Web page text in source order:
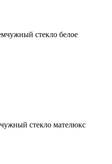
стекло белое
стекло мателюкс